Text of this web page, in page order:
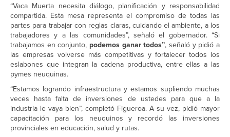
“Vaca Muerta necesita diálogo, planificación y responsabilidad
compartida. Esta mesa representa el compromiso de todas las
partes para trabajar con reglas claras, cuidando el ambiente, a los
trabajadores y a las comunidades”, señaló el gobernador. “Si
trabajamos en conjunto, podemos ganar todos”, señaló y pidió a
las empresas volverse más competitivas y fortalecer todos los
eslabones que integran la cadena productiva, entre ellas a las
pymes neuquinas.
“Estamos logrando infraestructura y estamos supliendo muchas
veces hasta falta de inversiones de ustedes para que a la
industria le vaya bien”, completó Figueroa. A su vez, pidió mayor
capacitación para los neuquinos y recordó las inversiones
provinciales en educación, salud y rutas.